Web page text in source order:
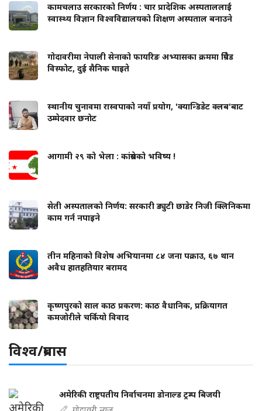
कामचलाउ सरकारको निर्णय : चार प्रादेशिक अस्पताललाई
स्वास्थ्य विज्ञान विश्वविद्यालयको शिक्षण अस्पताल बनाउने
गोदावरीमा नेपाली सेनाको फायरिङ अभ्यासका क्रममा ग्रिनेड
विस्फोट, दुई सैनिक घाइते
स्थानीय चुनावमा रास्वपाको नयाँ प्रयोग, 'क्यान्डिडेट क्लब'बाट
उम्मेदवार छनोट
आगामी २९ को भेला : कांग्रेसको भविष्य !
सेती अस्पतालको निर्णय: सरकारी ड्युटी छाडेर निजी क्लिनिकमा
काम गर्न नपाइने
तीन महिनाको विशेष अभियानमा ८४ जना पक्राउ, ६७ थान
अवैध हातहतियार बरामद
कृष्णपुरको साल काठ प्रकरण: काठ वैधानिक, प्रक्रियागत
कमजोरीले चर्कियो विवाद
विश्व/प्रबास
अमेरिकी राष्ट्रपतीय निर्वाचनमा डोनाल्ड ट्रम्प बिजयी